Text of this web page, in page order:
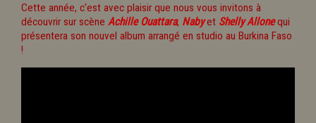
Cette année, c'est avec plaisir que nous vous invitons à
découvrir sur scène Achille Ouattara, Nabyet Shelly Allonequi
présentera son nouvel album arrangé en studio au Burkina Faso
!